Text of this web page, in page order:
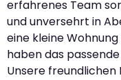
erfahrenes Team
und unversehrt in
eine kleine
haben das
Unsere